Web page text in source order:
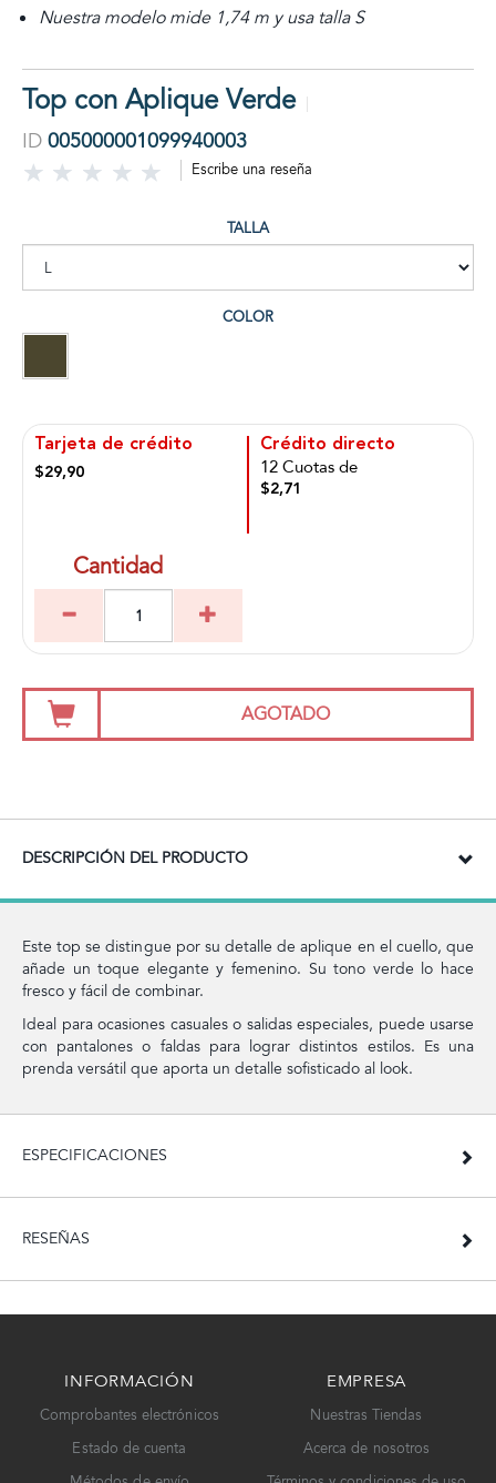
Nuestra modelo mide 1,74 m y usa talla S
Top con Aplique Verde
ID 005000001099940003
Escribe una reseña
TALLA
COLOR
Tarjeta de crédito
$29,90
Crédito directo
12 Cuotas de
$2,71
Cantidad
AGOTADO
DESCRIPCIÓN DEL PRODUCTO
Este top se distingue por su detalle de aplique en el cuello, que
añade un toque elegante y femenino. Su tono verde lo hace
fresco y fácil de combinar.
Ideal para ocasiones casuales o salidas especiales, puede usarse
con pantalones o faldas para lograr distintos estilos. Es una
prenda versátil que aporta un detalle sofisticado al look.
ESPECIFICACIONES
RESEÑAS
INFORMACIÓN
Comprobantes electrónicos
Estado de cuenta
EMPRESA
Nuestras Tiendas
Acerca de nosotros